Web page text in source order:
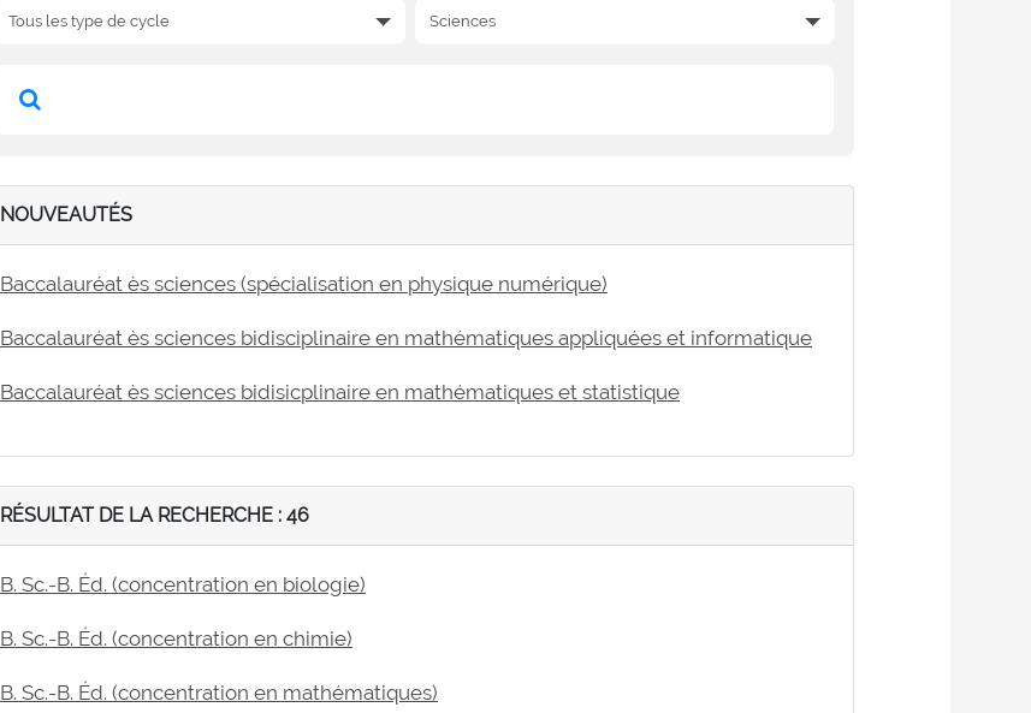
NOUVEAUTÉS
Baccalauréat ès sciences (spécialisation en physique numérique)
Baccalauréat ès sciences bidisciplinaire en mathématiques appliquées et informatique
Baccalauréat ès sciences bidisicplinaire en mathématiques et statistique
RÉSULTAT DE LA RECHERCHE : 46
B. Sc.-B. Éd. (concentration en biologie)
B. Sc.-B. Éd. (concentration en chimie)
B. Sc.-B. Éd. (concentration en mathématiques)